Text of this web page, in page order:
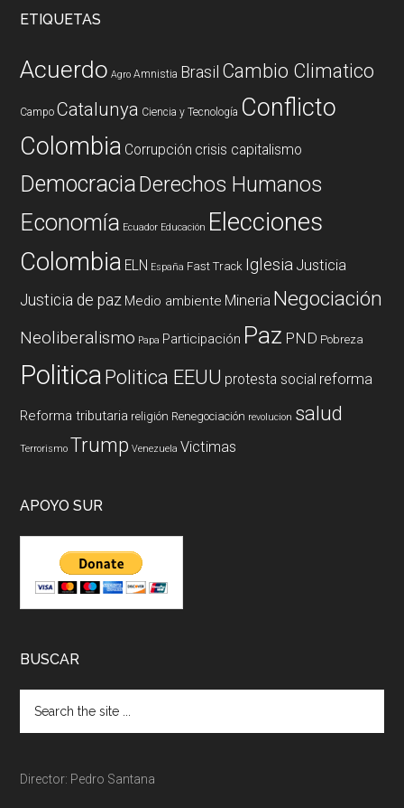
ETIQUETAS
Acuerdo Agro Amnistia Brasil Cambio Climatico
Campo Catalunya Ciencia y Tecnología Conflicto
Colombia Corrupción crisis capitalismo
DemocraciaDerechos Humanos
Economía Ecuador Educación Elecciones
Colombia ELN España Fast Track Iglesia Justicia
Justicia de paz Medio ambiente Mineria Negociación
Neoliberalismo Papa Participación Paz PND Pobreza
PoliticaPolitica EEUU protesta social reforma
Reforma tributaria religión Renegociación revolucion salud
Terrorismo Trump Venezuela Victimas
APOYO SUR
BUSCAR
Director: Pedro Santana